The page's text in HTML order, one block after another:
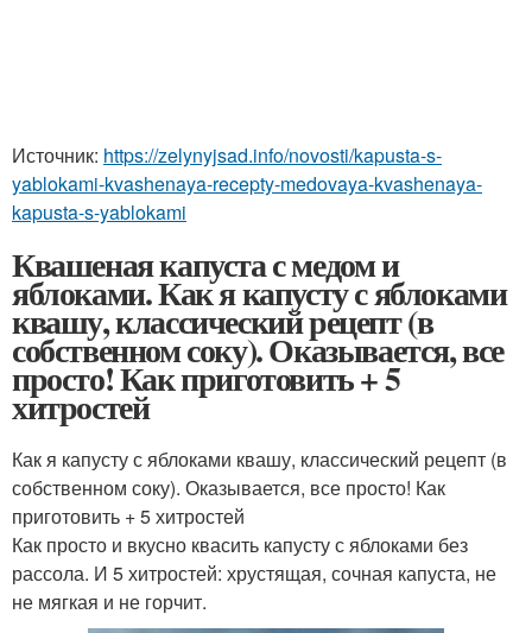
Источник: https://zelynyjsad.info/novosti/kapusta-s-
yablokami-kvashenaya-recepty-medovaya-kvashenaya-
kapusta-s-yablokami
Квашеная капуста с медом и
яблоками. Как я капусту с яблоками
квашу, классический рецепт (в
собственном соку). Оказывается, все
просто! Как приготовить + 5
хитростей
Как я капусту с яблоками квашу, классический рецепт (в
собственном соку). Оказывается, все просто! Как
приготовить + 5 хитростей
Как просто и вкусно квасить капусту с яблоками без
рассола. И 5 хитростей: хрустящая, сочная капуста, не
не мягкая и не горчит.